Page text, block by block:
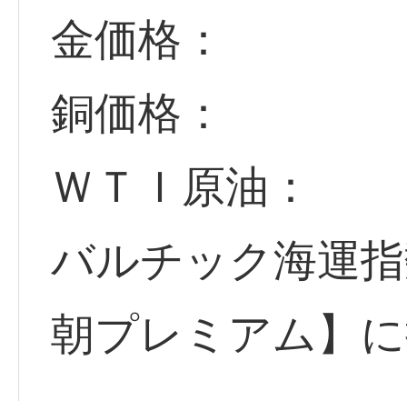
金価格：
銅価格：
ＷＴＩ原油：
バルチック海運
朝プレミアム】